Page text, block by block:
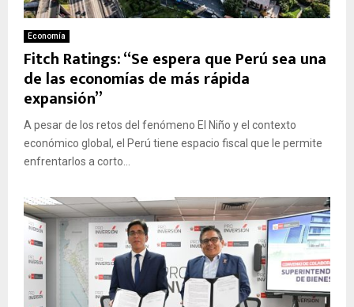
Economía
Fitch Ratings: “Se espera que Perú sea una
de las economías de más rápida
expansión”
A pesar de los retos del fenómeno El Niño y el contexto
económico global, el Perú tiene espacio fiscal que le permite
enfrentarlos a corto...